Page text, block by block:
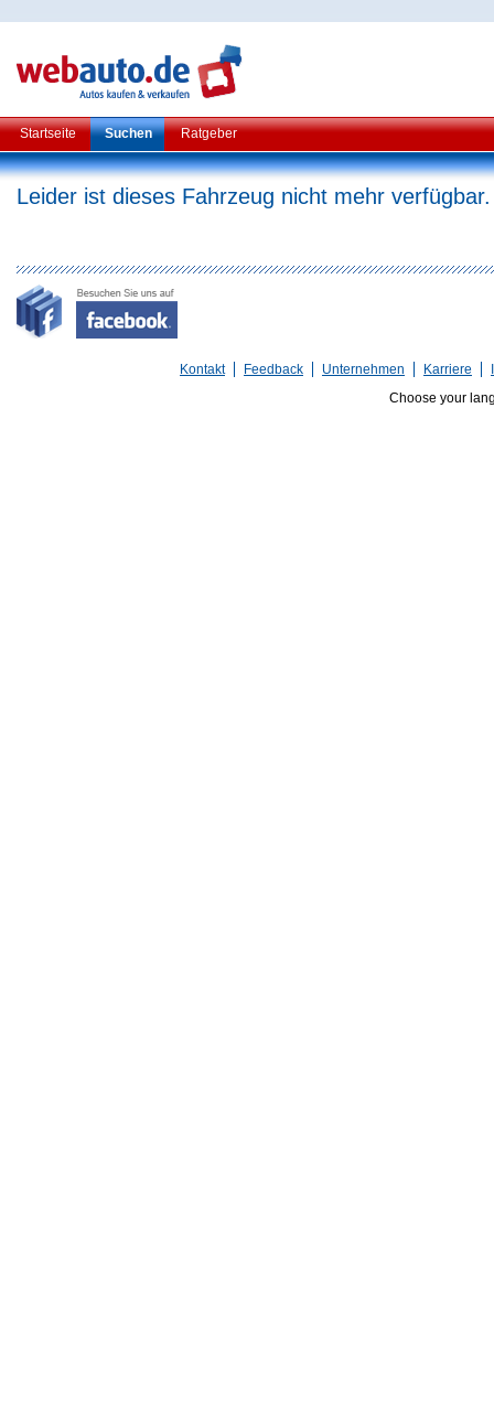
Startseite Suchen Ratgeber
Leider ist dieses Fahrzeug nicht mehr verfügbar.
Kontakt Feedback Unternehmen Karriere
Choose your